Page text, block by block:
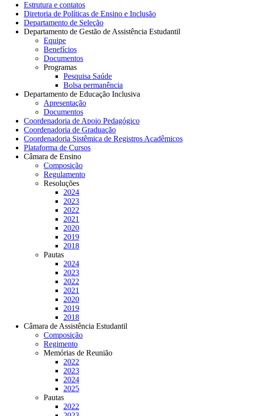
Estrutura e contatos
Diretoria de Políticas de Ensino e Inclusão
Departamento de Seleção
Departamento de Gestão de Assistência Estudantil
Equipe
Benefícios
Documentos
Programas
Pesquisa Saúde
Bolsa permanência
Departamento de Educação Inclusiva
Apresentação
Documentos
Coordenadoria de Apoio Pedagógico
Coordenadoria de Graduação
Coordenadoria Sistêmica de Registros Acadêmicos
Plataforma de Cursos
Câmara de Ensino
Composição
Regulamento
Resoluções
2024
2023
2022
2021
2020
2019
2018
Pautas
2024
2023
2022
2021
2020
2019
2018
Câmara de Assistência Estudantil
Composição
Regimento
Memórias de Reunião
2022
2023
2024
2025
Pautas
2022